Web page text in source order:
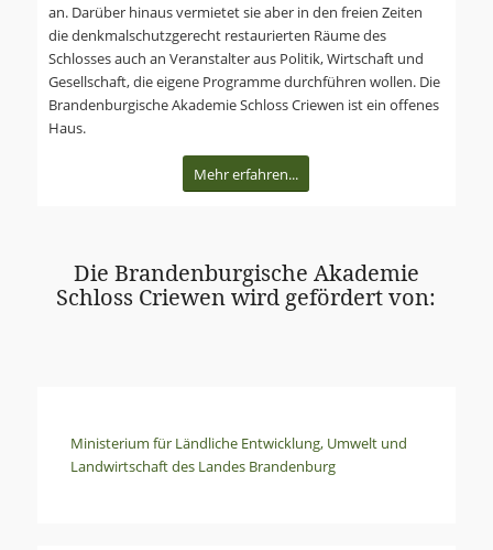
an. Darüber hinaus vermietet sie aber in den freien Zeiten
die denk­mal­schutz­gerecht restaurierten Räume des
Schlosses auch an Veranstalter aus Politik, Wirtschaft und
Gesellschaft, die eigene Programme durchführen wollen. Die
Brandenburgische Akademie Schloss Criewen ist ein offenes
Haus.
Mehr erfahren...
Die Brandenburgische Akademie
Schloss Criewen wird gefördert von:
Ministerium für Ländliche Entwicklung, Umwelt und
Landwirtschaft des Landes Brandenburg